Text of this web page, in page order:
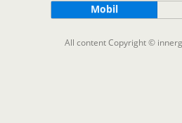
Mobil
All content Copyright ©